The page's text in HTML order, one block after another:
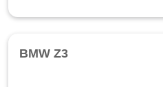
BMW Z3